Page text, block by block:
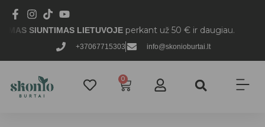
+37067715303 info@skonioburtai.lt
SIUNTIMAS LIETUVOJEperkant už 50 € ir daugiau.
0